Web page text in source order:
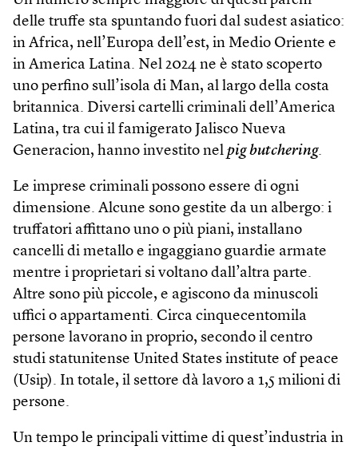
delle truffe sta spuntando fuori dal sudest asiatico:
in Africa, nell’Europa dell’est, in Medio Oriente e
in America Latina. Nel 2024 ne è stato scoperto
uno perfino sull’isola di Man, al largo della costa
britannica. Diversi cartelli criminali dell’America
Latina, tra cui il famigerato Jalisco Nueva
Generacion, hanno investito nel pig butchering.
Le imprese criminali possono essere di ogni
dimensione. Alcune sono gestite da un albergo: i
truffatori affittano uno o più piani, installano
cancelli di metallo e ingaggiano guardie armate
mentre i proprietari si voltano dall’altra parte.
Altre sono più piccole, e agiscono da minuscoli
uffici o appartamenti. Circa cinquecentomila
persone lavorano in proprio, secondo il centro
studi statunitense United States institute of peace
(Usip). In totale, il settore dà lavoro a 1,5 milioni di
persone.
Un tempo le principali vittime di quest’industria in